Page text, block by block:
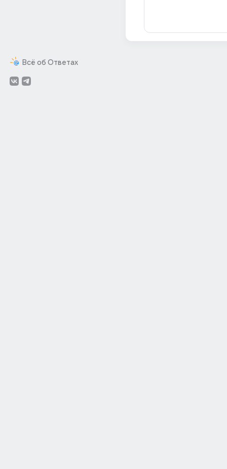
Всё об Ответах